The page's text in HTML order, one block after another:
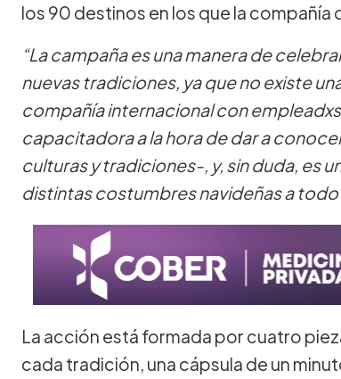
los 90 destinos en los que la compañía
“La campaña es una manera de
nuevas tradiciones, ya que no existe
compañía internacional con
capacitadora a la hora de dar a
culturas y tradiciones-, y, sin duda, es
distintas costumbres navideñas a todo
La acción está formada por cuatro
cada tradición, una cápsula de un